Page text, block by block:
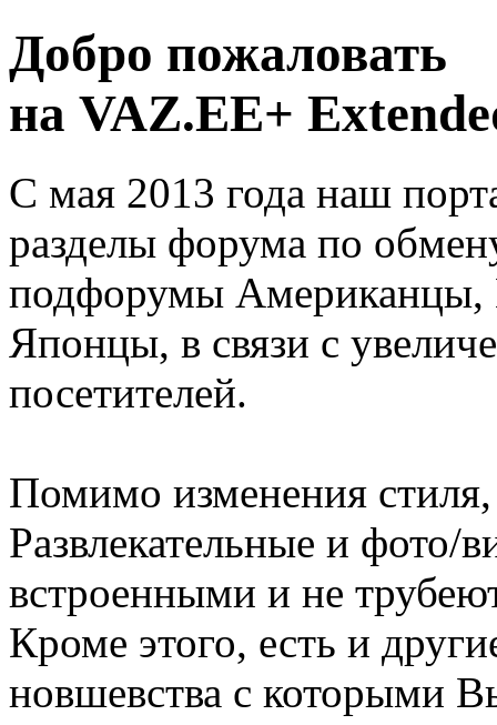
Добро пожаловать
на VAZ.EE+
С мая 2013 года наш
разделы форума по
подфорумы
Японцы, в связи с
посетителей.
Помимо изменения
Развлекательные и фото/
встроенными и не
Кроме этого, есть и
новшевства с которыми